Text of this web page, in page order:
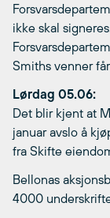
ikke skal
Smiths venner
Lørdag 05.06:
Det blir kjent at
januar avslo å
fra Skifte
Bellonas
4000